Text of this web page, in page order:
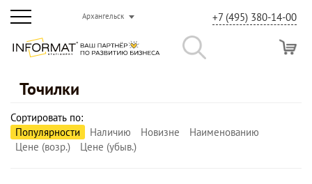
Архангельск +7 (495) 380-14-00
Точилки
Сортировать по:
Популярности
Наличию Новизне
Наименованию
Цене (возр.)
Цене (убыв.)